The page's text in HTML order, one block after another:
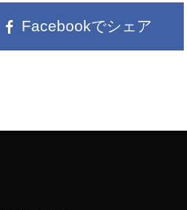
Facebookでシェア